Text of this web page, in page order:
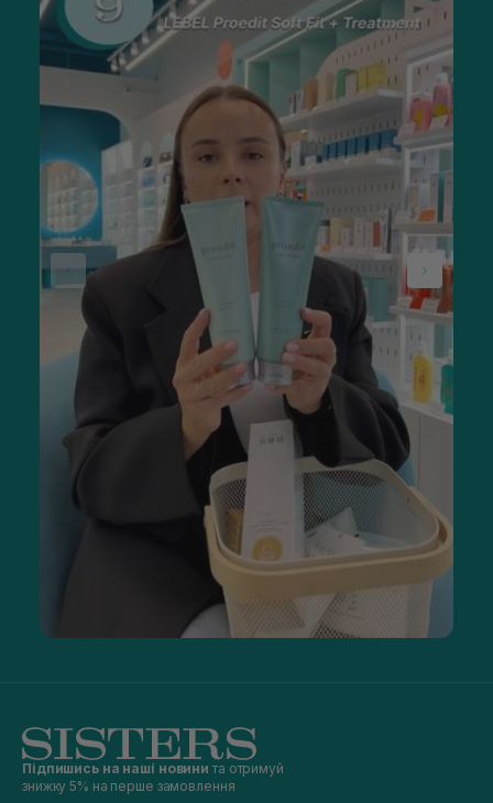
Підпишись на наші новини та отримуй
знижку 5% на перше замовлення